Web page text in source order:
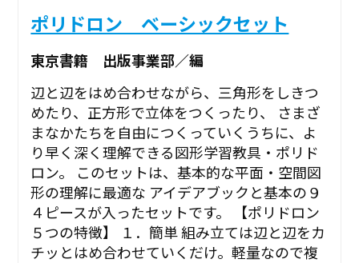
ポリドロン ベーシックセット
東京書籍 出版事業部／編
辺と辺をはめ合わせながら、三角形をしきつ
めたり、正方形で立体をつくったり、 さまざ
まなかたちを自由につくっていくうちに、よ
り早く深く理解できる図形学習教具・ポリド
ロン。 このセットは、基本的な平面・空間図
形の理解に最適な アイデアブックと基本の９
４ピースが入ったセットです。 【ポリドロン
５つの特徴】 １．簡単 組み立ては辺と辺をカ
チッとはめ合わせていくだけ。軽量なので複